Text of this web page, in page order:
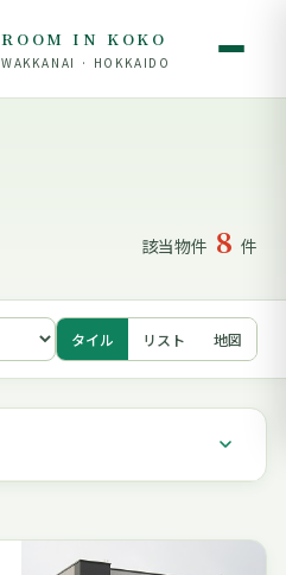
ROOM IN KOKO
WAKKANAI · HOKKAIDO
該当物件 8 件
タイル リスト 地図